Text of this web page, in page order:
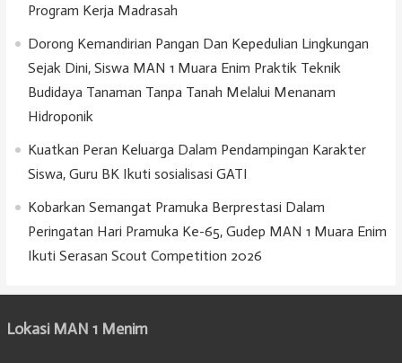
Program Kerja Madrasah
Dorong Kemandirian Pangan Dan Kepedulian Lingkungan
Sejak Dini, Siswa MAN 1 Muara Enim Praktik Teknik
Budidaya Tanaman Tanpa Tanah Melalui Menanam
Hidroponik
Kuatkan Peran Keluarga Dalam Pendampingan Karakter
Siswa, Guru BK Ikuti sosialisasi GATI
Kobarkan Semangat Pramuka Berprestasi Dalam
Peringatan Hari Pramuka Ke-65, Gudep MAN 1 Muara Enim
Ikuti Serasan Scout Competition 2026
Lokasi MAN 1 Menim